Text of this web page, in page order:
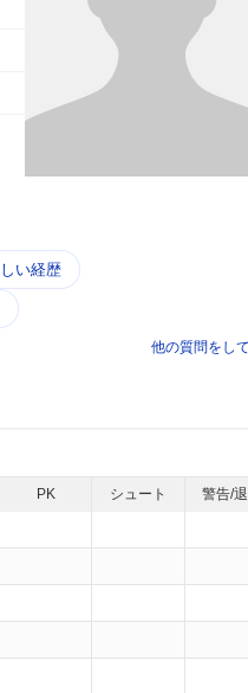
い経歴
他の質問をし
PK シュート 警告/